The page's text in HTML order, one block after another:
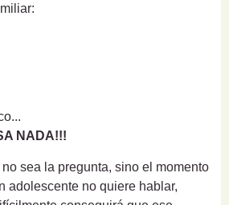
NADA!!!
sea la pregunta, sino el momento
adolescente no quiere hablar,